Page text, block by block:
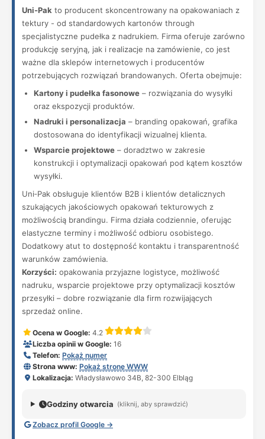
Uni-Pak to producent skoncentrowany na opakowaniach z
tektury - od standardowych kartonów through
specjalistyczne pudełka z nadrukiem. Firma oferuje zarówno
produkcję seryjną, jak i realizacje na zamówienie, co jest
ważne dla sklepów internetowych i producentów
potrzebujących rozwiązań brandowanych. Oferta obejmuje:
Kartony i pudełka fasonowe – rozwiązania do wysyłki
oraz ekspozycji produktów.
Nadruki i personalizacja – branding opakowań, grafika
dostosowana do identyfikacji wizualnej klienta.
Wsparcie projektowe – doradztwo w zakresie
konstrukcji i optymalizacji opakowań pod kątem kosztów
wysyłki.
Uni‑Pak obsługuje klientów B2B i klientów detalicznych
szukających jakościowych opakowań tekturowych z
możliwością brandingu. Firma działa codziennie, oferując
elastyczne terminy i możliwość odbioru osobistego.
Dodatkowy atut to dostępność kontaktu i transparentność
warunków zamówienia.
Korzyści: opakowania przyjazne logistyce, możliwość
nadruku, wsparcie projektowe przy optymalizacji kosztów
przesyłki – dobre rozwiązanie dla firm rozwijających
sprzedaż online.
Ocena w Google: 4.2
Liczba opinii w Google: 16
Telefon: Pokaż numer
Strona www: Pokaż stronę WWW
Lokalizacja: Władysławowo 34B, 82-300 Elbląg
Godziny otwarcia (kliknij, aby sprawdzić)
Zobacz profil Google →